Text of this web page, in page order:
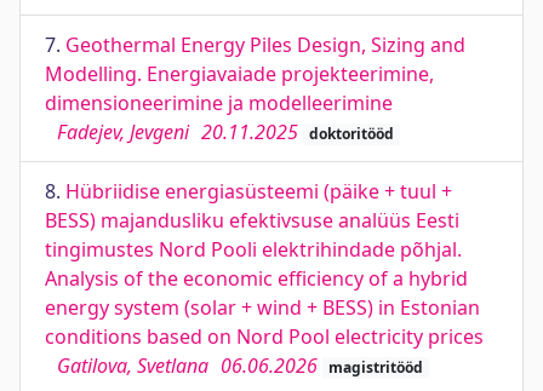
7. Geothermal Energy Piles Design, Sizing and
Modelling. Energiavaiade projekteerimine,
dimensioneerimine ja modelleerimine
Fadejev, Jevgeni 20.11.2025 doktoritööd
8. Hübriidise energiasüsteemi (päike + tuul +
BESS) majandusliku efektivsuse analüüs Eesti
tingimustes Nord Pooli elektrihindade põhjal.
Analysis of the economic efficiency of a hybrid
energy system (solar + wind + BESS) in Estonian
conditions based on Nord Pool electricity prices
Gatilova, Svetlana 06.06.2026 magistritööd